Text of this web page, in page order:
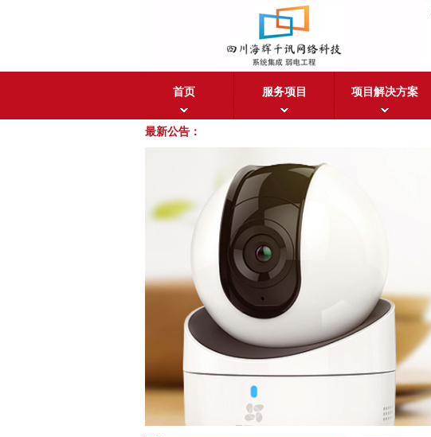
首页 服务项目 项目解决方案
最新公告：